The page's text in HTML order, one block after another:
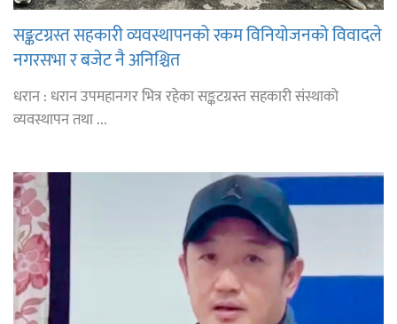
सङ्कटग्रस्त सहकारी व्यवस्थापनको रकम विनियोजनको विवादले
नगरसभा र बजेट नै अनिश्चित
धरान : धरान उपमहानगर भित्र रहेका सङ्कटग्रस्त सहकारी संस्थाको
व्यवस्थापन तथा ...